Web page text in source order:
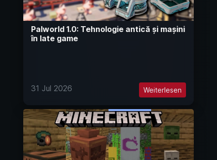
Palworld 1.0: Tehnologie antică și mașini
în late game
31 Jul 2026 Weiterlesen